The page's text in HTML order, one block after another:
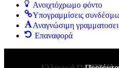
Ανοιχτόχρωμο φόντο
Υπογραμμίσεις
Αναγνώσιμη
Επαναφορά